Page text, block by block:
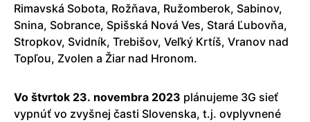
Rimavská Sobota, Rožňava, Ružomberok, Sabinov,
Snina, Sobrance, Spišská Nová Ves, Stará Ľubovňa,
Stropkov, Svidník, Trebišov, Veľký Krtíš, Vranov nad
Topľou, Zvolen a Žiar nad Hronom.
Vo štvrtok 23. novembra 2023 plánujeme 3G sieť
vypnúť vo zvyšnej časti Slovenska, t.j. ovplyvnené